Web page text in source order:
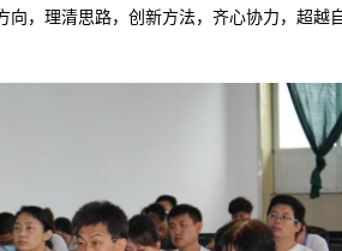
向，理清思路，创新方法，齐心协力，超越自